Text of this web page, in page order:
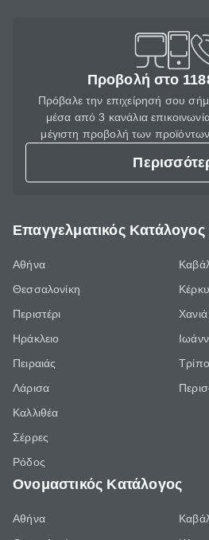
Προβολή στο
Πρόβαλε την επιχείρησή σου
μέσα από 3 κανάλια
μέγιστη προβολή των
Επαγγελματικός Κατάλογος
Αθήνα
Θεσσαλονίκη
Περιστέρι
Ηράκλειο
Πειραιάς
Λάρισα
Καλλιθέα
Σέρρες
Ρόδος
Χανιά
Ονομαστικός Κατάλογος
Αθήνα